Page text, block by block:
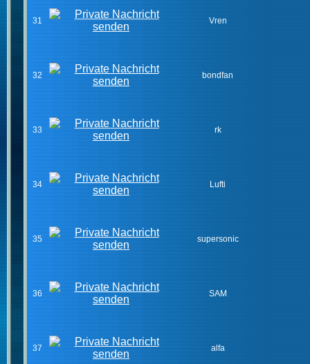
31 Vren
32 bondfan
33 rk
34 Lufti
35 supersonic
36 SAM
37 alfa